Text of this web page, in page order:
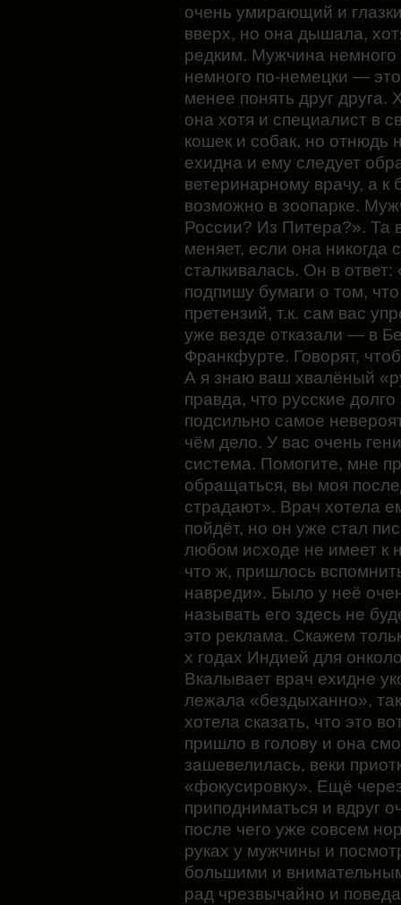
очень умирающий и
вверх, но она дышала,
редким. Мужчина немного
немного по-немецки —
менее понять друг друга.
она хотя и специалист в
кошек и собак, но отнюдь
ехидна и ему следует
ветеринарному врачу, а
возможно в зоопарке.
России? Из Питера?». Та
меняет, если она никогда
сталкивалась. Он в
подпишу бумаги о том,
претензий, т.к. сам вас
уже везде отказали — в
Франкфурте. Говорят,
А я знаю ваш хвалёный
правда, что русские
подсильно самое
чём дело. У вас очень
система. Помогите, мне
обращаться, вы моя
страдают». Врач хотела
пойдёт, но он уже стал
любом исходе не имеет к
что ж, пришлось
навреди». Было у неё
называть его здесь не
это реклама. Скажем
х годах Индией для
Вкалывает врач ехидне
лежала «бездыханно»,
хотела сказать, что это
пришло в голову и она
зашевелилась, веки
«фокусировку». Ещё
приподниматься и вдруг
после чего уже совсем
руках у мужчины и
большими и
рад чрезвычайно и